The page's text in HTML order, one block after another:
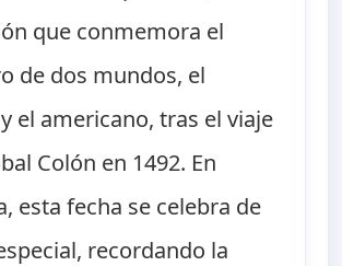
que conmemora el
de dos mundos, el
el americano, tras el viaje
Colón en 1492. En
esta fecha se celebra de
recordando la